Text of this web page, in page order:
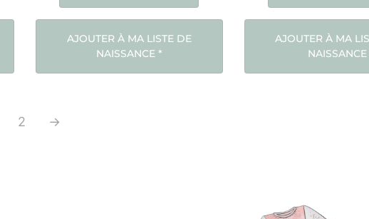
AJOUTER À MA LISTE DE
NAISSANCE*
AJOUTER À MA
NAISSANCE
2 →